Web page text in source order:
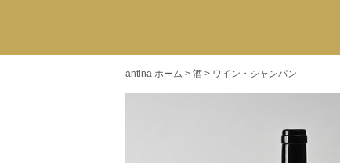
antina ホーム > 酒 > ワイン・シャンパン